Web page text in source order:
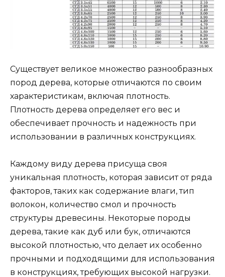
Существует великое множество разнообразных
пород дерева, которые отличаются по своим
характеристикам, включая плотность.
Плотность дерева определяет его вес и
обеспечивает прочность и надежность при
использовании в различных конструкциях.
Каждому виду дерева присуща своя
уникальная плотность, которая зависит от ряда
факторов, таких как содержание влаги, тип
волокон, количество смол и прочность
структуры древесины. Некоторые породы
дерева, такие как дуб или бук, отличаются
высокой плотностью, что делает их особенно
прочными и подходящими для использования
в конструкциях, требующих высокой нагрузки.